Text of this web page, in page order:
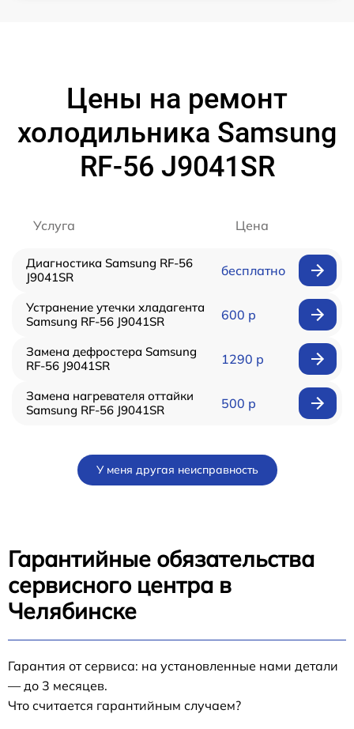
Цены на ремонт
холодильника Samsung
RF-56 J9041SR
Услуга Цена
Диагностика Samsung RF-56
J9041SR
бесплатно
Устранение утечки хладагента
Samsung RF-56 J9041SR
600 р
Замена дефростера Samsung
RF-56 J9041SR
1290 р
Замена нагревателя оттайки
Samsung RF-56 J9041SR
500 р
У меня другая неисправность
Гарантийные обязательства
сервисного центра в
Челябинске
Гарантия от сервиса: на установленные нами детали
— до 3 месяцев.
Что считается гарантийным случаем?